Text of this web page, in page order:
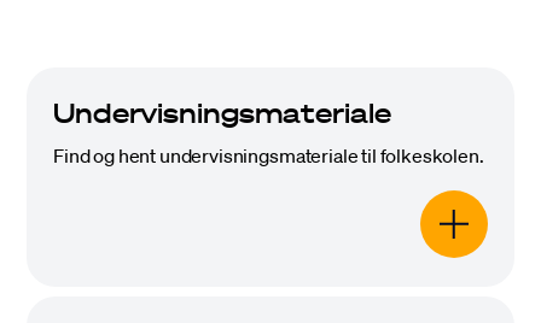
Undervisningsmateriale
Find og hent undervisningsmateriale til folkeskolen.